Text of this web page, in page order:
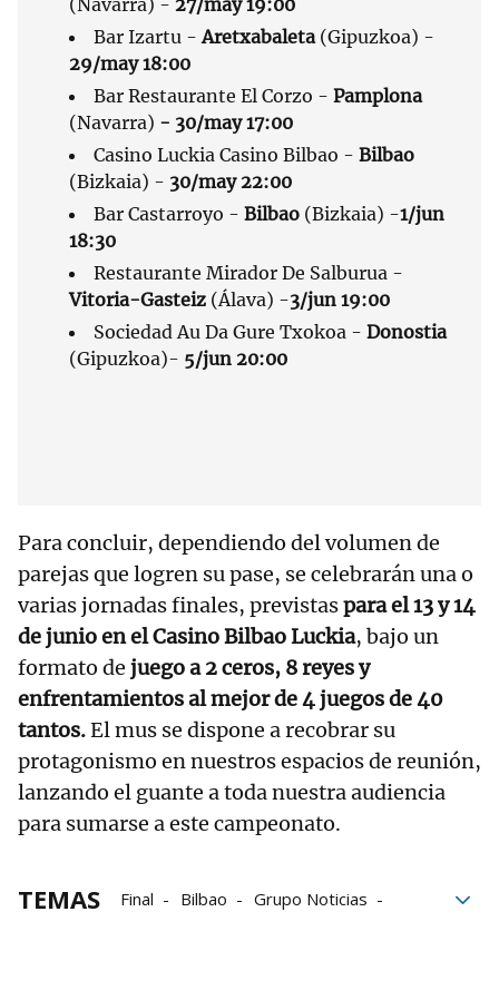
(Navarra) - 27/may 19:00
Bar Izartu -Aretxabaleta (Gipuzkoa) -
29/may 18:00
Bar Restaurante El Corzo - Pamplona
(Navarra) - 30/may 17:00
Casino Luckia Casino Bilbao - Bilbao
(Bizkaia) - 30/may 22:00
Bar Castarroyo - Bilbao (Bizkaia) -1/jun
18:30
Restaurante Mirador De Salburua -
Vitoria-Gasteiz (Álava) -3/jun 19:00
Sociedad Au Da Gure Txokoa - Donostia
(Gipuzkoa)- 5/jun 20:00
Para concluir, dependiendo del volumen de
parejas que logren su pase, se celebrarán una o
varias jornadas finales, previstaspara el 13 y 14
de junio en el Casino Bilbao Luckia, bajo un
formato de juego a 2 ceros, 8 reyes y
enfrentamientos al mejor de 4 juegos de 40
tantos.El mus se dispone a recobrar su
protagonismo en nuestros espacios de reunión,
lanzando el guante a toda nuestra audiencia
para sumarse a este campeonato.
TEMAS Final Bilbao
Grupo Noticias